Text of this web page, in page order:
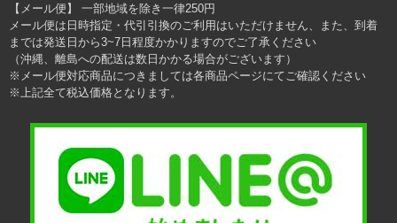
【メール便】 一部地域を除き一律250円
メール便は日時指定・代引引換のご利用はいただけません、また、到着
までは発送日から3~7日程度かかりますのでご了承ください
（沖縄、離島への配送は数日かかる場合がございます）
※メール便対応商品につきましては各商品ページにてご確認ください
※上記全て税込価格となります。